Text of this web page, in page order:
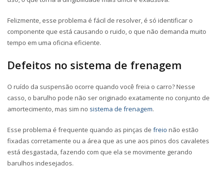
Felizmente, esse problema é fácil de resolver, é só identificar o
componente que está causando o ruido, o que não demanda muito
tempo em uma oficina eficiente.
Defeitos no sistema de frenagem
O ruído da suspensão ocorre quando você freia o carro? Nesse
casso, o barulho pode não ser originado exatamente no conjunto de
amortecimento, mas sim no sistema de frenagem.
Esse problema é frequente quando as pinças de freio não estão
fixadas corretamente ou a área que as une aos pinos dos cavaletes
está desgastada, fazendo com que ela se movimente gerando
barulhos indesejados.